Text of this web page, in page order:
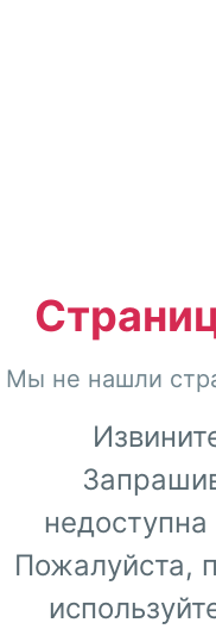
Мы не нашли
Пожалуйста,